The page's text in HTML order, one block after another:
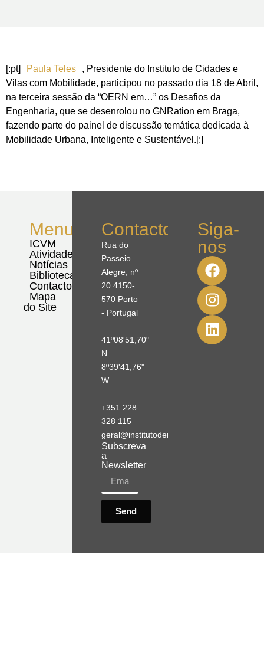
[:pt] Paula Teles
, Presidente do Instituto de Cidades e
Vilas com Mobilidade, participou no passado dia 18 de Abril,
na terceira sessão da “OERN em…” os Desafios da
Engenharia, que se desenrolou no GNRation em Braga,
fazendo parte do painel de discussão temática dedicada à
Mobilidade Urbana, Inteligente e Sustentável.[:]
Menu
ICVM
Atividades
Notícias
Biblioteca
Contactos
Mapa
do Site
Contactos
Rua do
Passeio
Alegre, nº
20 4150-
570 Porto
- Portugal
41º08'51,70"
N
8º39'41,76"
W
+351 228
328 115
geral@institutodemobilidade.org
Subscreva
a
Newsletter
Send
Siga-
nos